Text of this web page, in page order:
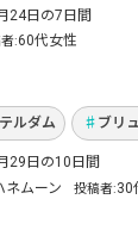
24日の7日間
60代女性
のクリスマ
婦のこだわ
ルダム ブリ
29日の10日間
ネムーン 投稿者 30
、フランク
リスマスマ